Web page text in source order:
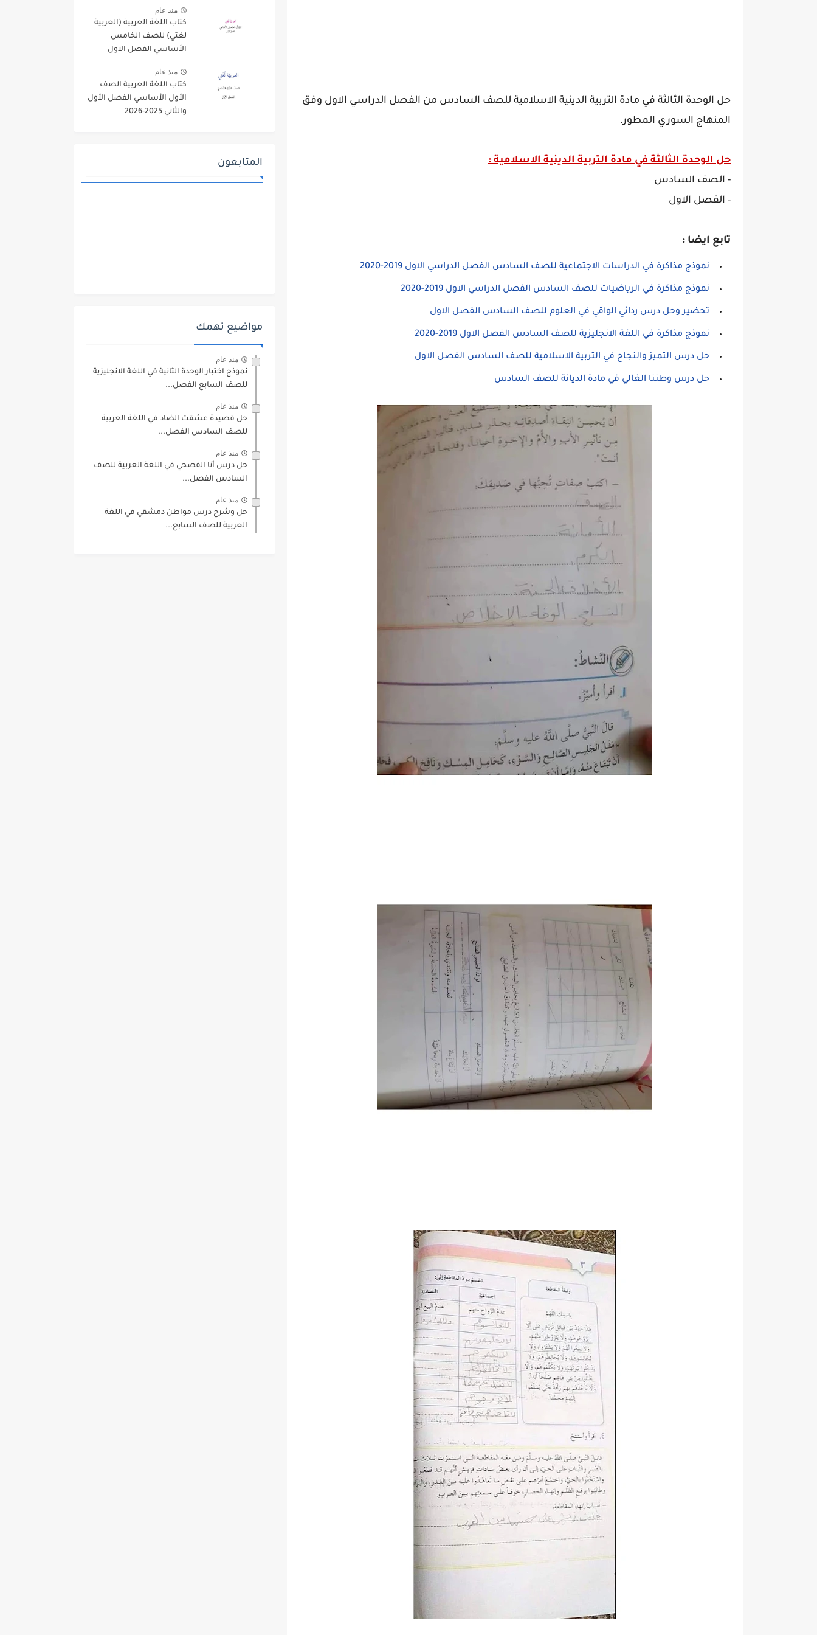
حل الوحدة الثالثة في مادة التربية الدينية الاسلامية للصف السادس من الفصل الدراسي الاول وفق
المنهاج السوري المطور.
حل الوحدة الثالثة في مادة التربية الدينية الاسلامية :
- الصف السادس
- الفصل الاول
تابع ايضا :
نموذج مذاكرة في الدراسات الاجتماعية للصف السادس الفصل الدراسي الاول 2019-2020
نموذج مذاكرة في الرياضيات للصف السادس الفصل الدراسي الاول 2019-2020
تحضير وحل درس ردائي الواقي في العلوم للصف السادس الفصل الاول
نموذج مذاكرة في اللغة الانجليزية للصف السادس الفصل الاول 2019-2020
حل درس التميز والنجاح في التربية الاسلامية للصف السادس الفصل الاول
حل درس وطننا الغالي في مادة الديانة للصف السادس
منذ عام
كتاب اللغة العربية (العربية
لغتي) للصف الخامس
الأساسي الفصل الاول
منذ عام
كتاب اللغة العربية الصف
الأول الأساسي الفصل الأول
والثاني 2025-2026
المتابعون
مواضيع تهمك
منذ عام
نموذج اختبار الوحدة الثانية في اللغة الانجليزية
للصف السابع الفصل...
منذ عام
حل قصيدة عشقت الضاد في اللغة العربية
للصف السادس الفصل...
منذ عام
حل درس أنا الفصحي في اللغة العربية للصف
السادس الفصل...
منذ عام
حل وشرح درس مواطن دمشقي في اللغة
العربية للصف السابع...